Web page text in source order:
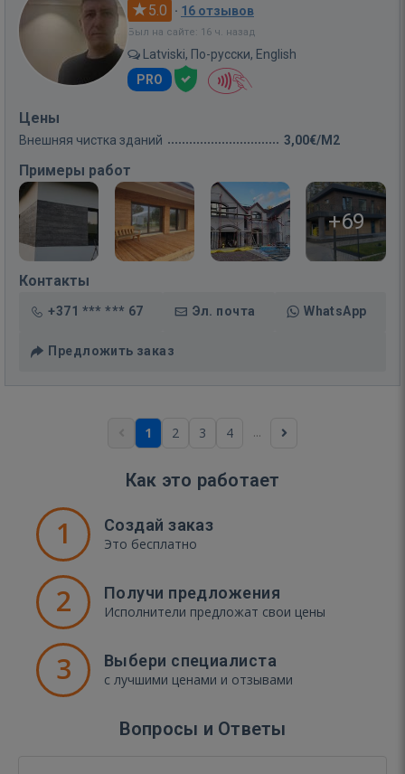
5.0 · 16 отзывов
Был на сайте: 16 ч. назад
Latviski, По-русски, English
PRO
Цены
Внешняя чистка зданий 3,00€/M2
Примеры работ
+69
Контакты
+371 *** *** 67 Эл. почта WhatsApp
Предложить заказ
1 2 3 4 ...
Как это работает
1 Создай заказ
Это бесплатно
2 Получи предложения
Исполнители предложат свои цены
3 Выбери специалиста
с лучшими ценами и отзывами
Вопросы и Ответы